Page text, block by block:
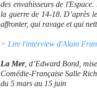
des envahisseurs de
la guerre de 14-18. D’après
affronter, qui ravage et qui
> Lire l'interview d'Alain
La Mer, d’Edward Bond,
Comédie-Française Salle
du 5 mars au 15 juin